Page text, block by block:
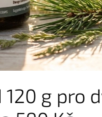
120 g pro